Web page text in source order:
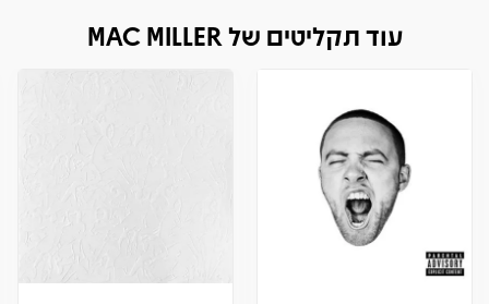
עוד תקליטים של MAC MILLER